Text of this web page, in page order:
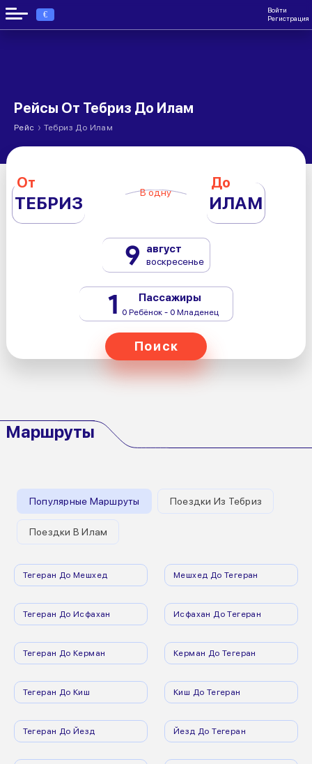
€
Войти
Регистрация
Рейсы От Тебриз До Илам
Рейс › Тебриз До Илам
От
ТЕБРИЗ В одну
До
ИЛАМ
9 август
воскресенье
1 Пассажиры
0 Ребёнок - 0 Младенец
Поиск
Маршруты
Популярные Маршруты Поездки Из Тебриз
Поездки В Илам
Тегеран До Мешхед Мешхед До Тегеран
Тегеран До Исфахан Исфахан До Тегеран
Тегеран До Керман Керман До Тегеран
Тегеран До Киш Киш До Тегеран
Тегеран До Йезд Йезд До Тегеран